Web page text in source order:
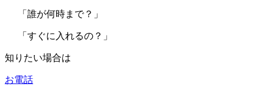
「誰が何時まで？」
「すぐに入れるの？」
知りたい場合は
お電話